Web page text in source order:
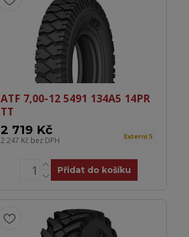
ATF 7,00-12 5491 134A5 14PR
TT
2 719 Kč
2 247 Kč bez DPH Externí 5
Přidat do košíku